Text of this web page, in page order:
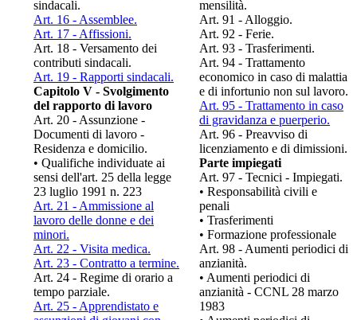
sindacali.
Art. 16 - Assemblee.
Art. 17 - Affissioni.
Art. 18 - Versamento dei
contributi sindacali.
Art. 19 - Rapporti sindacali.
Capitolo V - Svolgimento
del rapporto di lavoro
Art. 20 - Assunzione -
Documenti di lavoro -
Residenza e domicilio.
• Qualifiche individuate ai
sensi dell'art. 25 della legge
23 luglio 1991 n. 223
Art. 21 - Ammissione al
lavoro delle donne e dei
minori.
Art. 22 - Visita medica.
Art. 23 - Contratto a termine.
Art. 24 - Regime di orario a
tempo parziale.
Art. 25 - Apprendistato e
mensilità.
Art. 91 - Alloggio.
Art. 92 - Ferie.
Art. 93 - Trasferimenti.
Art. 94 - Trattamento
economico in caso di malattia
e di infortunio non sul lavoro.
Art. 95 - Trattamento in caso
di gravidanza e puerperio.
Art. 96 - Preavviso di
licenziamento e di dimissioni.
Parte impiegati
Art. 97 - Tecnici - Impiegati.
• Responsabilità civili e
penali
• Trasferimenti
• Formazione professionale
Art. 98 - Aumenti periodici di
anzianità.
• Aumenti periodici di
anzianità - CCNL 28 marzo
1983